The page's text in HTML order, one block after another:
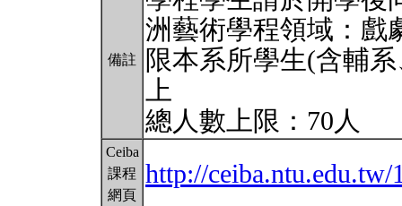
備註
洲藝術學程領域：戲
限本系所學生(含輔
上
總人數上限：70人
Ceiba
課程
網頁
http://ceiba.ntu.edu.tw/